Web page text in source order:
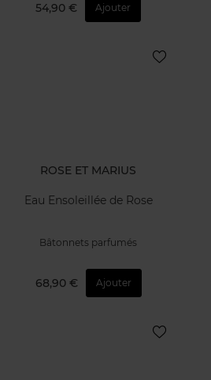
54,90 € Ajouter
ROSE ET MARIUS
Eau Ensoleillée de Rose
Bâtonnets parfumés
68,90 € Ajouter